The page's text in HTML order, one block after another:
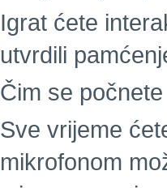
Igrat ćete
utvrdili
Čim se
Sve vrijeme
mikrofonom